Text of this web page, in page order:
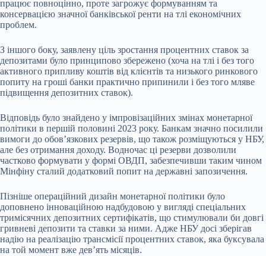
працює повноцінно, проте загрожує формуванням та
консервацією значної банківської ренти на тлі економічних
проблем.
З іншого боку, заявлену ціль зростання процентних ставок за
депозитами було принципово збережено (хоча на тлі і без того
активного припливу коштів від клієнтів та низького ринкового
попиту на гроші банки практично припинили і без того мляве
підвищення депозитних ставок).
Відповідь було знайдено у імпровізаційних змінах монетарної
політики в першій половині 2023 року. Банкам значно посилили
вимоги до обов’язкових резервів, що також розміщуються у НБУ,
але без отримання доходу. Водночас ці резерви дозволили
частково формувати у формі ОВДП, забезпечивши таким чином
Мінфіну сталий додатковий попит на державні запозичення.
Пізніше операційний дизайн монетарної політики було
доповнено інноваційною надбудовою у вигляді спеціальних
тримісячних депозитних сертифікатів, що стимулювали би довгі
гривневі депозити та ставки за ними. Адже НБУ досі зберігав
надію на реалізацію трансмісії процентних ставок, яка буксувала
на той момент вже дев’ять місяців.